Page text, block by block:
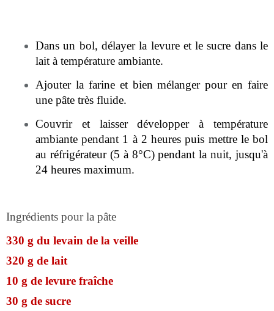
Dans un bol, délayer la levure et le sucre dans le
lait à température ambiante.
Ajouter la farine et bien mélanger pour en faire
une pâte très fluide.
Couvrir et laisser développer à température
ambiante pendant 1 à 2 heures puis mettre le bol
au réfrigérateur (5 à 8°C) pendant la nuit, jusqu'à
24 heures maximum.
Ingrédients pour la pâte
330 g du levain de la veille
320 g de lait
10 g de levure fraîche
30 g de sucre